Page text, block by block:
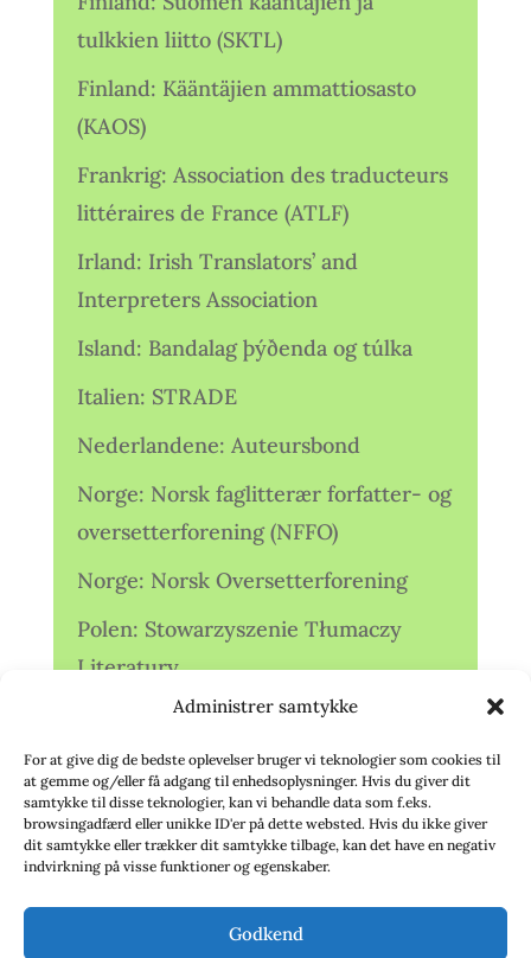
Administrer samtykke
For at give dig de bedste oplevelser bruger vi teknologier som cookies til
at gemme og/eller få adgang til enhedsoplysninger. Hvis du giver dit
samtykke til disse teknologier, kan vi behandle data som f.eks.
browsingadfærd eller unikke ID'er på dette websted. Hvis du ikke giver
dit samtykke eller trækker dit samtykke tilbage, kan det have en negativ
indvirkning på visse funktioner og egenskaber.
Godkend
tulkkien liitto (SKTL)
Finland: Kääntäjien ammattiosasto
(KAOS)
Frankrig: Association des traducteurs
littéraires de France (ATLF)
Irland: Irish Translators’ and
Interpreters Association
Island: Bandalag þýðenda og túlka
Italien: STRADE
Nederlandene: Auteursbond
Norge: Norsk faglitterær forfatter- og
oversetterforening (NFFO)
Norge: Norsk Oversetterforening
Polen: Stowarzyszenie Tłumaczy
Literatury
Storbritannien: Translators
Association (TA)
Sverige: Översättarsektionen (Ö.)
Sverige: Översättarcentrum (ÖC)
deutschsprachiger Übersetzer (VdÜ)